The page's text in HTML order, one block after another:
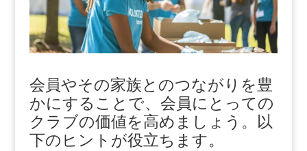
会員やその家族とのつながりを豊
かにすることで、会員にとっての
クラブの価値を高めましょう。以
下のヒントが役立ちます。